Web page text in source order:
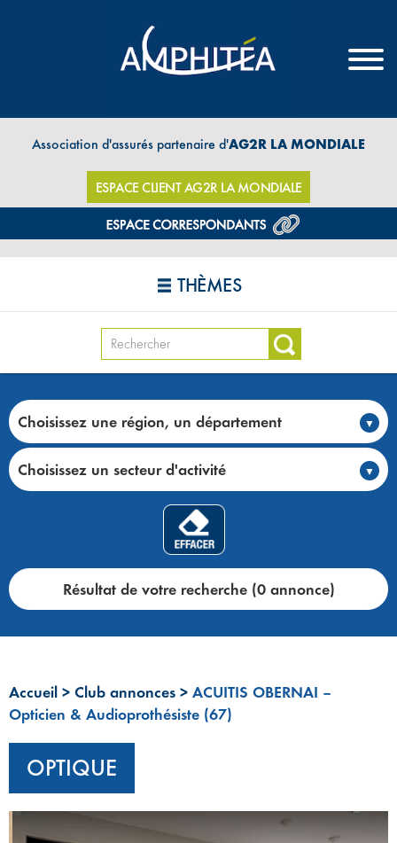
Association d'assurés partenaire d'AG2R LA MONDIALE
ESPACE CLIENT AG2R LA MONDIALE
THÈMES
Choisissez une région, un département
Choisissez un secteur d'activité
Résultat de votre recherche (0 annonce)
Accueil > Club annonces > ACUITIS OBERNAI –
Opticien & Audioprothésiste (67)
OPTIQUE